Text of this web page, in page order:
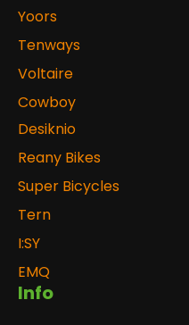
Yoors
Tenways
Voltaire
Cowboy
Desiknio
Reany Bikes
Super Bicycles
Tern
I:SY
EMQ
Info